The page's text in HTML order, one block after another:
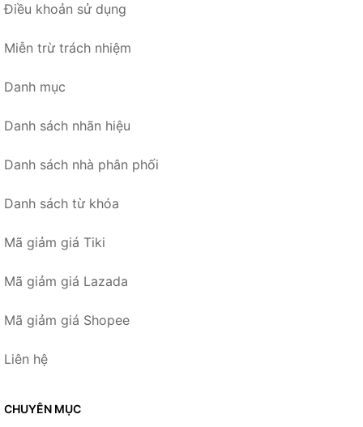
Điều khoản sử dụng
Miễn trừ trách nhiệm
Danh mục
Danh sách nhãn hiệu
Danh sách nhà phân phối
Danh sách từ khóa
Mã giảm giá Tiki
Mã giảm giá Lazada
Mã giảm giá Shopee
Liên hệ
CHUYÊN MỤC